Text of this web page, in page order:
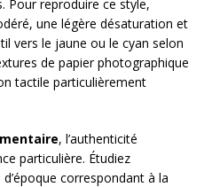
Pour reproduire ce style,
une légère désaturation et
vers le jaune ou le cyan selon
de papier photographique
tactile particulièrement
, l’authenticité
particulière. Étudiez
correspondant à la